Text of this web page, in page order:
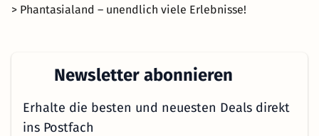
> Phantasialand – unendlich viele Erlebnisse!
Newsletter abonnieren
Erhalte die besten und neuesten Deals direkt
ins Postfach